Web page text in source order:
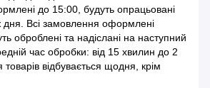
до 15:00, будуть опрацьовані
дня. Всі замовлення оформлені
оброблені та надіслані на наступний
час обробки: від 15 хвилин до 2
відбувається щодня, крім